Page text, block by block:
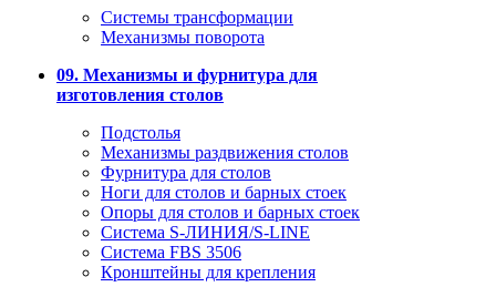
Системы трансформации
Механизмы поворота
09. Механизмы и фурнитура для
изготовления столов
Подстолья
Механизмы раздвижения столов
Фурнитура для столов
Ноги для столов и барных стоек
Опоры для столов и барных стоек
Система S-ЛИНИЯ/S-LINE
Система FBS 3506
Кронштейны для крепления